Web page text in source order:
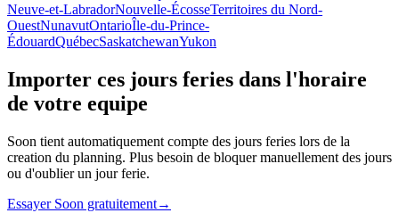
Neuve-et-LabradorNouvelle-ÉcosseTerritoires du Nord-
OuestNunavutOntarioÎle-du-Prince-
ÉdouardQuébecSaskatchewanYukon
Importer ces jours feries dans l'horaire
de votre equipe
Soon tient automatiquement compte des jours feries lors de la
creation du planning. Plus besoin de bloquer manuellement des jours
ou d'oublier un jour ferie.
Essayer Soon gratuitement→